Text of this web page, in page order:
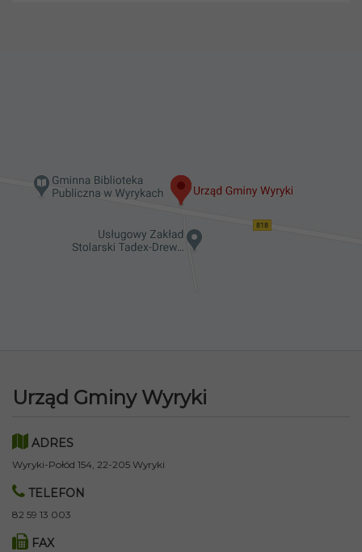
Urząd Gminy Wyryki
ADRES
Wyryki-Połód 154, 22-205 Wyryki
TELEFON
82 59 13 003
FAX